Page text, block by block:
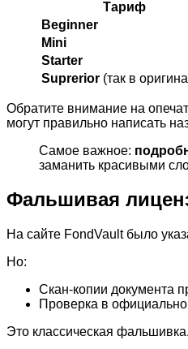
Тариф
Beginner
Mini
Starter
Suprerior (так в
Обратите внимание на
могут правильно написать
Самое важное:
заманить красивыми
Фальшивая
На сайте FondVault было
Но:
Скан-копии документа
Проверка в
Это классическая